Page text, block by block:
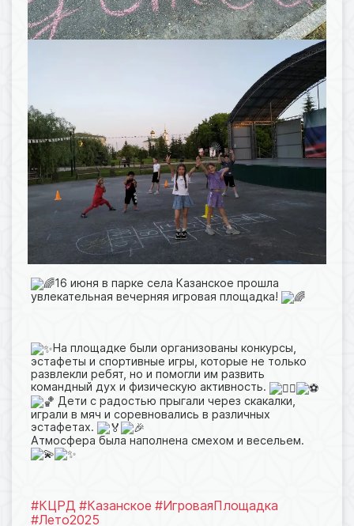
16 июня в парке села Казанское прошла
увлекательная вечерняя игровая площадка!
На площадке были организованы конкурсы,
эстафеты и спортивные игры, которые не только
развлекли ребят, но и помогли им развить
командный дух и физическую активность.
Дети с радостью прыгали через скакалки,
играли в мяч и соревновались в различных
эстафетах.
Атмосфера была наполнена смехом и весельем.
#КЦРД #Казанское #ИгроваяПлощадка
#Лето2025